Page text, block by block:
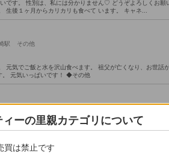
です。 性別は、私には分かりません♡ どうぞよろしくお願
生後１ヶ月からカリカリも食べて います。 キャネ...
駅
その他
元気でご飯と水を沢山食べます。 祖父が亡くなり、お世話
。 元気いっぱいです！ ◆その他
こは苦手ですが、エサは手から食べてくれます。 オス鳴き
な子たちです。 砂浴びもさせてます。 こちらが長崎県で...
ィーの里親カテゴリについて
買は禁止です